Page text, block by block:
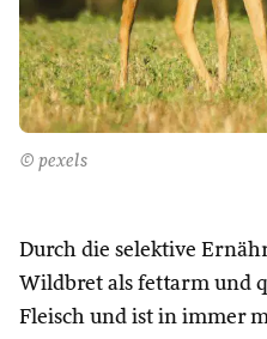
© pexels
Durch die selektive
Wildbret als fettarm und
Fleisch und ist in immer